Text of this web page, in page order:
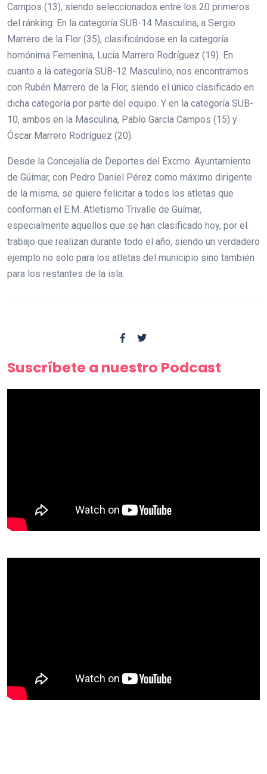
Campos (13), siendo seleccionados entre los 20 primeros
del ránking. En la categoría SUB-14 Masculina, a Sergio
Marrero de la Flor (35), clasificándose en la categoría
homónima Femenina, Lucía Marrero Rodríguez (19). En
cuanto a la categoría SUB-12 Masculino, nos encontramos
con Rubén Marrero de la Flor, siendo el único clasificado en
dicha categoría por parte del equipo. Y en la categoría SUB-
10, ambos en la Masculina, Pablo García Campos (15) y
Óscar Marrero Rodríguez (20).
Desde la Concejalía de Deportes del Excmo. Ayuntamiento
de Güímar, con Pedro Daniel Pérez como máximo dirigente
de la misma, se quiere felicitar a todos los atletas que
conforman el E.M. Atletismo Trivalle de Güímar,
especialmente aquellos que se han clasificado hoy, por el
trabajo que realizan durante todo el año, siendo un verdadero
ejemplo no solo para los atletas del municipio sino también
para los restantes de la isla.
Suscríbete a nuestro Podcast